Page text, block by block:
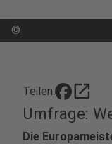
©
Teilen: open_in_new
Umfrage:
Die